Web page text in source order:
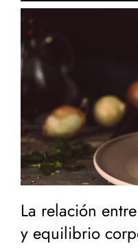
La relación
y equilibrio